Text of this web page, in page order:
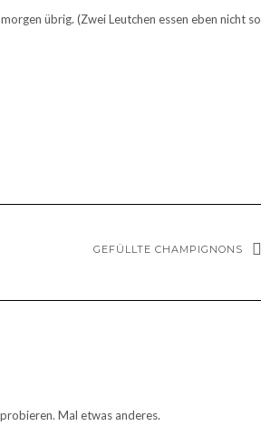
übrig. (Zwei Leutchen essen eben nicht so
GEFÜLLTE CHAMPIGNONS
Mal etwas anderes.